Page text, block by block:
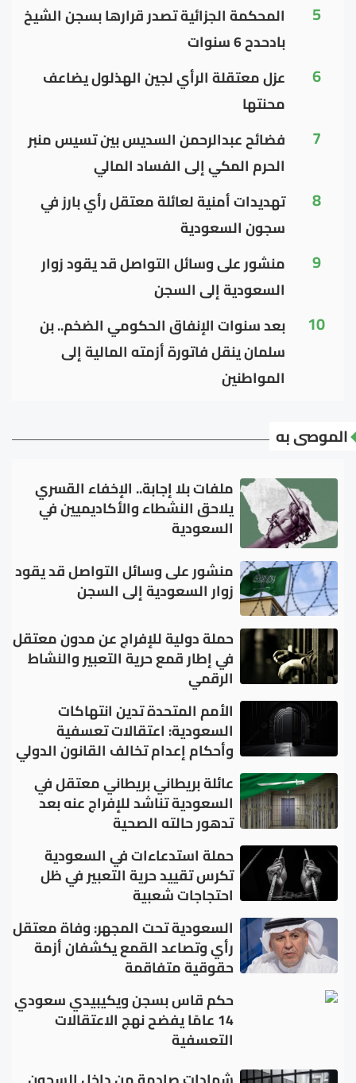
5
المحكمة الجزائية تصدر قرارها بسجن الشيخ
بادحدح 6 سنوات
6
عزل معتقلة الرأي لجين الهذلول يضاعف
محنتها
7
فضائح عبدالرحمن السديس بين تسيس منبر
الحرم المكي إلى الفساد المالي
8
تهديدات أمنية لعائلة معتقل رأي بارز في
سجون السعودية
9
منشور على وسائل التواصل قد يقود زوار
السعودية إلى السجن
10
بعد سنوات الإنفاق الحكومي الضخم.. بن
سلمان ينقل فاتورة أزمته المالية إلى
المواطنين
الموصى به
ملفات بلا إجابة.. الإخفاء القسري
يلاحق النشطاء والأكاديميين في
السعودية
منشور على وسائل التواصل قد يقود
زوار السعودية إلى السجن
حملة دولية للإفراج عن مدون معتقل
في إطار قمع حرية التعبير والنشاط
الرقمي
الأمم المتحدة تدين انتهاكات
السعودية: اعتقالات تعسفية
وأحكام إعدام تخالف القانون الدولي
عائلة بريطاني بريطاني معتقل في
السعودية تناشد للإفراج عنه بعد
تدهور حالته الصحية
حملة استدعاءات في السعودية
تكرس تقييد حرية التعبير في ظل
احتجاجات شعبية
السعودية تحت المجهر: وفاة معتقل
رأي وتصاعد القمع يكشفان أزمة
حقوقية متفاقمة
حكم قاس بسجن ويكيبيدي سعودي
14 عامًا يفضح نهج الاعتقالات
التعسفية